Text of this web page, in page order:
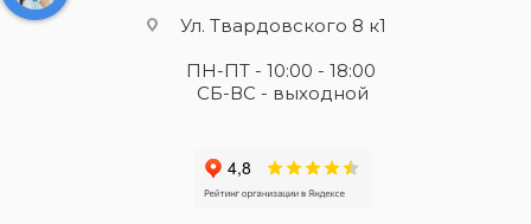
Ул. Твардовского 8 к1
ПН-ПТ - 10:00 - 18:00
СБ-ВС - выходной